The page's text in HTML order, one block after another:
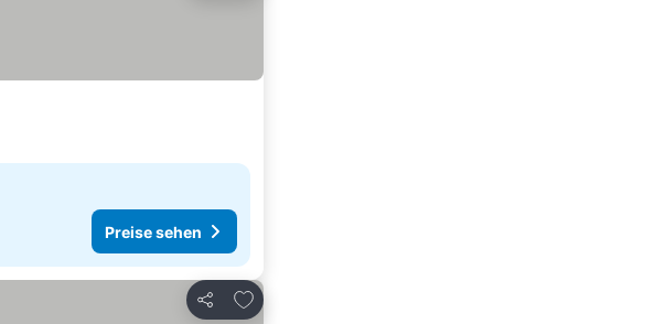
Preise sehen
Teilen
Zu Favoriten hinzufügen